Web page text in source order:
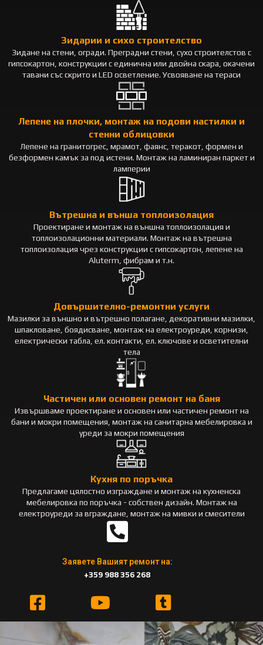
Зидарии и сихо строителство
Зидане на стени, огради. Преградни стени, сухо строителстов с
гипсокартон, конструкции с единична или двойна скара, окачени
тавани със скрито и LED осветление. Усвояване на тераси
Лепене на плочки, монтаж на подови настилки и
стенни облицовки
Лепене на гранитогрес, мрамот, фаянс, теракот, формен и
безформен камък за под истени. Монтаж на ламиниран паркет и
ламперии
Вътрешна и външа топлоизолация
Проектиране и монтаж на външна топлоизолация и
топлоизолационни материали. Монтаж на вътрешна
топлоизолация чрез конструкции с гипсокартон, лепене на
Aluterm, фибрам и т.н.
Довършително-ремонтни услуги
Мазилки за външно и вътрешно полагане, декоративни мазилки,
шпакловане, боядисване, монтаж на електроуреди, корнизи,
електрически табла, ел. контакти, ел. ключове и осветителни
тела
Частичен или основен ремонт на баня
Извършваме проектиране и основен или частичен ремонт на
бани и мокри помещения, монтаж на санитарна мебелировка и
уреди за мокри помещения
Кухня по поръчка
Предлагаме цялостно изграждане и монтаж на кухненска
мебелировка по поръчка - собствен дизайн. Монтаж на
електроуреди за вграждане, монтаж на мивки и смесители
Заявете Вашият ремонт на:
+359 988 356 268